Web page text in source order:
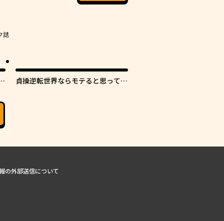
誌
貞操逆転世界ならモテると思ってい
の外部送信について